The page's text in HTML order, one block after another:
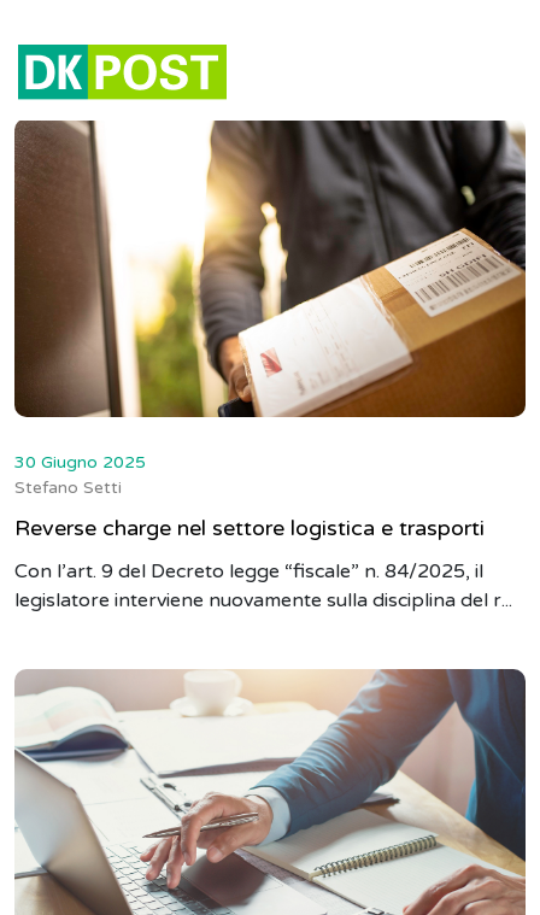
Tag:reverse charge
30 Giugno 2025
Stefano Setti
Reverse charge nel settore logistica e trasporti
Con l’art. 9 del Decreto legge “fiscale” n. 84/2025, il
legislatore interviene nuovamente sulla disciplina del r...